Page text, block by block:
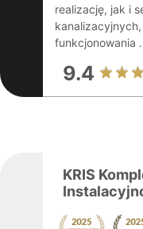
realizację, jak i
funkcjonowania
9.4
KRIS